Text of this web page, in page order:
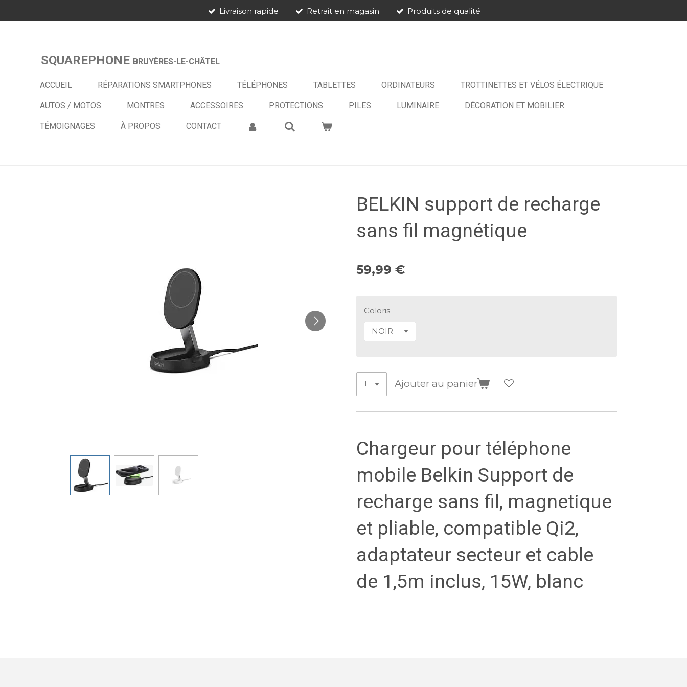
Livraison rapide Retrait en magasin Produits de qualité
SQUAREPHONE BRUYÈRES-LE-CHÂTEL
ACCUEIL RÉPARATIONS SMARTPHONES TÉLÉPHONES TABLETTES ORDINATEURS TROTTINETTES ET VÉLOS ÉLECTRIQUE
AUTOS / MOTOS MONTRES ACCESSOIRES PROTECTIONS PILES LUMINAIRE DÉCORATION ET MOBILIER
TÉMOIGNAGES À PROPOS CONTACT
BELKIN support de recharge
sans fil magnétique
59,99 €
Coloris
Ajouter au panier
Chargeur pour téléphone
mobile Belkin Support de
recharge sans fil, magnetique
et pliable, compatible Qi2,
adaptateur secteur et cable
de 1,5m inclus, 15W, blanc